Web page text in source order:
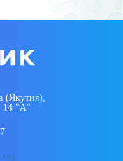
(Якутия),
14 "А"